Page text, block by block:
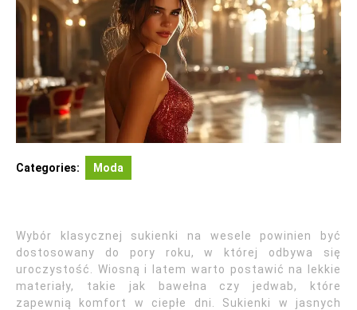
Categories: Moda
Wybór klasycznej sukienki na wesele powinien być
dostosowany do pory roku, w której odbywa się
uroczystość. Wiosną i latem warto postawić na lekkie
materiały, takie jak bawełna czy jedwab, które
zapewnią komfort w ciepłe dni. Sukienki w jasnych